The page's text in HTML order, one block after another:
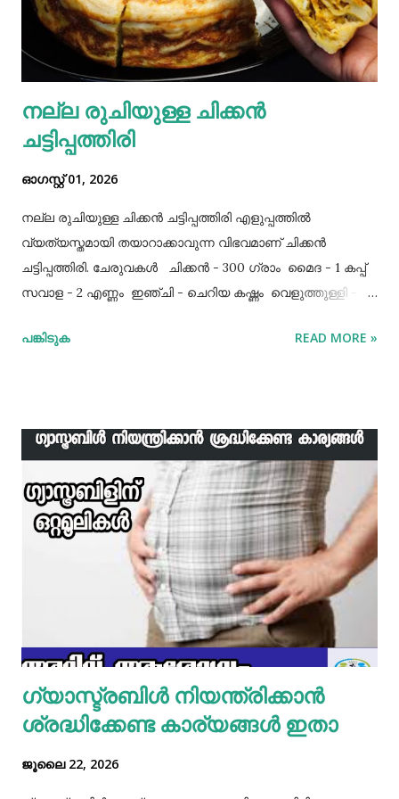
നല്ല രുചിയുള്ള ചിക്കൻ
ചട്ടിപ്പത്തിരി
ഓഗസ്റ്റ് 01, 2026
നല്ല രുചിയുള്ള ചിക്കൻ ചട്ടിപ്പത്തിരി എളുപ്പത്തിൽ
വ്യത്യസ്തമായി തയാറാക്കാവുന്ന വിഭവമാണ് ചിക്കൻ
ചട്ടിപ്പത്തിരി. ചേരുവകൾ ചിക്കൻ - 300 ഗ്രാം മൈദ - 1 കപ്പ്‌
സവാള - 2 എണ്ണം ഇഞ്ചി - ചെറിയ കഷ്ണം വെളുത്തുള്ളി - 5
വിധം ചിക്കൻ കുറച്ച് ഉപ്പും കുരുമുളകുപൊടിയും
ഇഞ്ചി വെളുത്തുള്ളി, സവാള എന്നിവ ചേർത്ത് വഴറ്റാം.
ഇതിൽ പൊടികളെല്ലാം ചേർത്ത് ചൂടാക്കിയശേഷം വേവിച്ച്
മാറ്റിവച്ച ചിക്കൻ ചേർത്ത് ഒന്ന് ഇളകിയെടുക്കാം. ഇനി ഒരു
മിക്സിയുടെ ജാറിലേക്ക് മുട്ട, മൈദ, വെള്ളം പാകത്തിന് ഉപ്പ്
എന്നിവ ചേർത്ത് നന്നായിട്ട് അടിച്ചെടുക്കാം. ഇനി ഒരു പാനിൽ
മാവൊഴിച്ചു ദോശ ചുട്ടെടുക്കാം. ഇനി ഒരു പാത്രത്തിൽ മുട്ട
പൊട്ടിച്ച് ഒഴിക്കാം കൂടെത്തന്നെ പാൽ, കുരുമുളകുപൊടി, ഉപ്പ്,
മല്ലിയില എന്നിവ ചേർത്തൊരു മിക്സ്‌ തയാറാക്കാം. ഇനി
ഒരു പാനിൽ കുറച്ച് നെയ്യ് തടവിയ ശേഷം അതിൽ തയാ...
പങ്കിടുക READ MORE »
ഗ്യാസ്ട്രബിൾ നിയന്ത്രിക്കാൻ
ശ്രദ്ധിക്കേണ്ട കാര്യങ്ങൾ ഇതാ
ജൂലൈ 22, 2026